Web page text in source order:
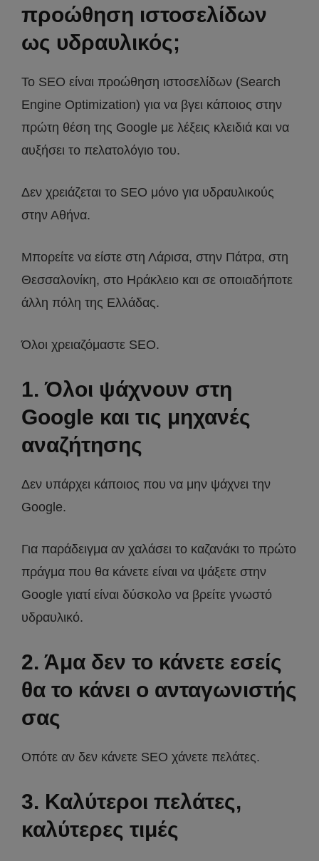
προώθηση ιστοσελίδων
ως υδραυλικός;
Το SEO είναι προώθηση ιστοσελίδων (Search
Engine Optimization) για να βγει κάποιος στην
πρώτη θέση της Google με λέξεις κλειδιά και να
αυξήσει το πελατολόγιο του.
Δεν χρειάζεται το SEO μόνο για υδραυλικούς
στην Αθήνα.
Μπορείτε να είστε στη Λάρισα, στην Πάτρα, στη
Θεσσαλονίκη, στο Ηράκλειο και σε οποιαδήποτε
άλλη πόλη της Ελλάδας.
Όλοι χρειαζόμαστε SEO.
1. Όλοι ψάχνουν στη
Google και τις μηχανές
αναζήτησης
Δεν υπάρχει κάποιος που να μην ψάχνει την
Google.
Για παράδειγμα αν χαλάσει το καζανάκι το πρώτο
πράγμα που θα κάνετε είναι να ψάξετε στην
Google γιατί είναι δύσκολο να βρείτε γνωστό
υδραυλικό.
2. Άμα δεν το κάνετε εσείς
θα το κάνει ο ανταγωνιστής
σας
Οπότε αν δεν κάνετε SEO χάνετε πελάτες.
3. Καλύτεροι πελάτες,
καλύτερες τιμές